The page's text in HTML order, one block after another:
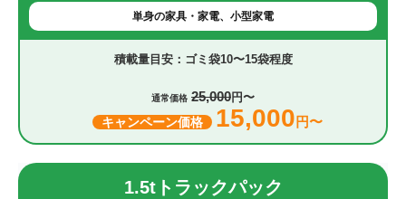
単身の家具・家電、小型家電
ゴミ袋10〜15袋程度
通常価格 25,000円〜
キャンペーン価格 15,000 円〜
1.5tトラックパック